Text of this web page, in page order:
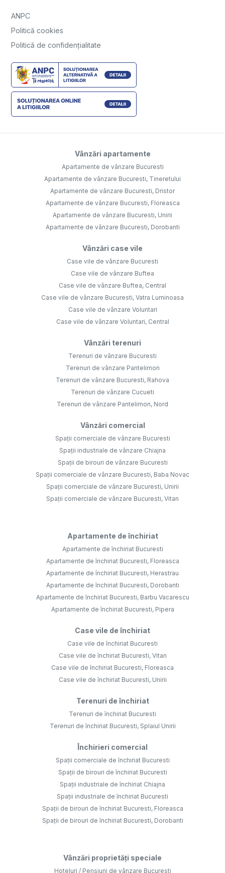
ANPC
Politică cookies
Politică de confidențialitate
Vânzări apartamente
Apartamente de vânzare Bucuresti
Apartamente de vânzare Bucuresti, Tineretului
Apartamente de vânzare Bucuresti, Dristor
Apartamente de vânzare Bucuresti, Floreasca
Apartamente de vânzare Bucuresti, Unirii
Apartamente de vânzare Bucuresti, Dorobanti
Vânzări case vile
Case vile de vânzare Bucuresti
Case vile de vânzare Buftea
Case vile de vânzare Buftea, Central
Case vile de vânzare Bucuresti, Vatra Luminoasa
Case vile de vânzare Voluntari
Case vile de vânzare Voluntari, Central
Vânzări terenuri
Terenuri de vânzare Bucuresti
Terenuri de vânzare Pantelimon
Terenuri de vânzare Bucuresti, Rahova
Terenuri de vânzare Cucueti
Terenuri de vânzare Pantelimon, Nord
Vânzări comercial
Spații comerciale de vânzare Bucuresti
Spații industriale de vânzare Chiajna
Spații de birouri de vânzare Bucuresti
Spații comerciale de vânzare Bucuresti, Baba Novac
Spații comerciale de vânzare Bucuresti, Unirii
Spații comerciale de vânzare Bucuresti, Vitan
Apartamente de închiriat
Apartamente de închiriat Bucuresti
Apartamente de închiriat Bucuresti, Floreasca
Apartamente de închiriat Bucuresti, Herastrau
Apartamente de închiriat Bucuresti, Dorobanti
Apartamente de închiriat Bucuresti, Barbu Vacarescu
Apartamente de închiriat Bucuresti, Pipera
Case vile de închiriat
Case vile de închiriat Bucuresti
Case vile de închiriat Bucuresti, Vitan
Case vile de închiriat Bucuresti, Floreasca
Case vile de închiriat Bucuresti, Unirii
Terenuri de închiriat
Terenuri de închiriat Bucuresti
Terenuri de închiriat Bucuresti, Splaiul Unirii
Închirieri comercial
Spații comerciale de închiriat Bucuresti
Spații de birouri de închiriat Bucuresti
Spații industriale de închiriat Chiajna
Spații industriale de închiriat Bucuresti
Spații de birouri de închiriat Bucuresti, Floreasca
Spații de birouri de închiriat Bucuresti, Dorobanti
Vânzări proprietăți speciale
Hoteluri / Pensiuni de vânzare Bucuresti